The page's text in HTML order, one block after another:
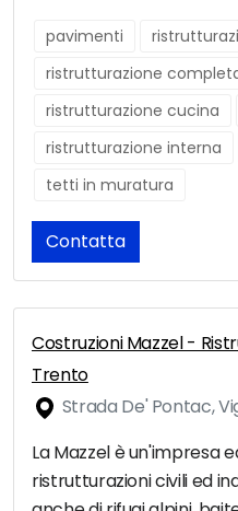
pavimenti
ristrutturazione
ristrutturazione cucina
ristrutturazione interna
tetti in muratura
Contatta
Costruzioni Mazzel -
Trento
Strada De' Pontac,
La Mazzel è un'impresa
ristrutturazioni civili ed